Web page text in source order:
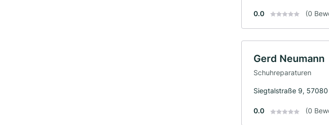
0.0 (0
Gerd Neumann
Schuhreparaturen
Siegtalstraße 9,
0.0 (0